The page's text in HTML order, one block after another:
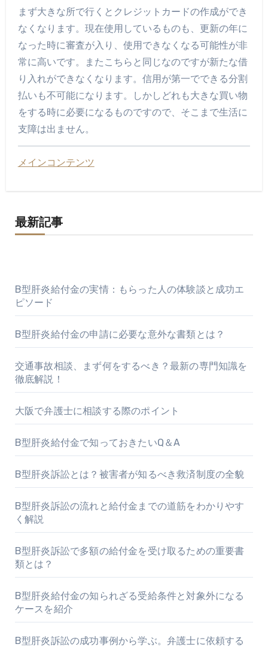
まず大きな所で行くとクレジットカードの作成ができ
なくなります。現在使用しているものも、更新の年に
なった時に審査が入り、使用できなくなる可能性が非
常に高いです。またこちらと同じなのですが新たな借
り入れができなくなります。信用が第一でできる分割
払いも不可能になります。しかしどれも大きな買い物
をする時に必要になるものですので、そこまで生活に
支障は出ません。
メインコンテンツ
最新記事
B型肝炎給付金の実情：もらった人の体験談と成功エ
ピソード
B型肝炎給付金の申請に必要な意外な書類とは？
交通事故相談、まず何をするべき？最新の専門知識を
徹底解説！
大阪で弁護士に相談する際のポイント
B型肝炎給付金で知っておきたいQ＆A
B型肝炎訴訟とは？被害者が知るべき救済制度の全貌
B型肝炎訴訟の流れと給付金までの道筋をわかりやす
く解説
B型肝炎訴訟で多額の給付金を受け取るための重要書
類とは？
B型肝炎給付金の知られざる受給条件と対象外になる
ケースを紹介
B型肝炎訴訟の成功事例から学ぶ。弁護士に依頼する